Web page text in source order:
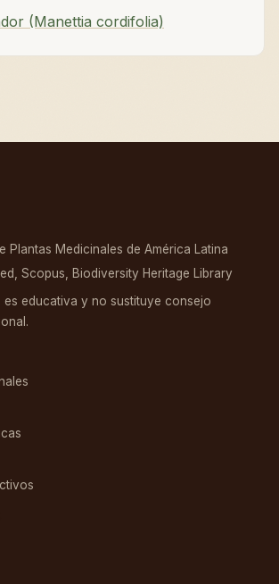
(Manettia cordifolia)
Plantas Medicinales de América Latina
Scopus, Biodiversity Heritage Library
es educativa y no sustituye consejo